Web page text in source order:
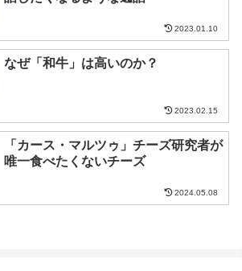
2023.01.10
なぜ「和牛」は高いのか？
2023.02.15
「カース・マルツゥ」チーズ研究者が
唯一食べたくないチーズ
2024.05.08